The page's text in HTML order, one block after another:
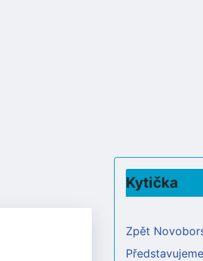
Kytička
Zpět